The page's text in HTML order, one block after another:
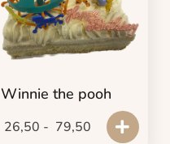
Winnie the pooh
26,50 - 79,50